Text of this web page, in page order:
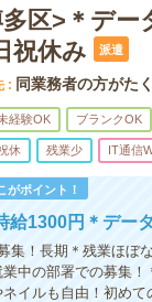
区>＊デー
祝休み
派遣
同業務者の方がた
経験OK ブランクOK
休 残業少 IT通信
がポイント！
給1300円＊デー
集！長期＊残業ほぼ
業中の部署での募集
ネイルも自由！初め